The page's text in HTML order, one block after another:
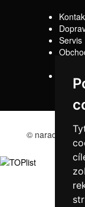
Servis
© naradi-bd.cz